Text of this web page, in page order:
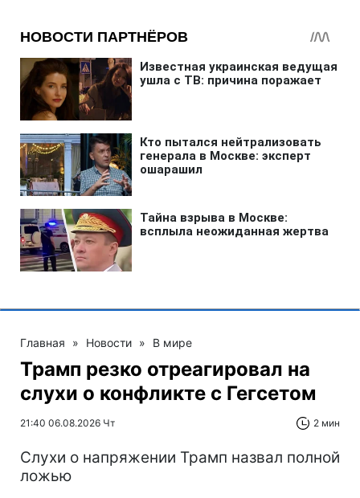
Главная » Новости » В мире
Трамп резко отреагировал на
слухи о конфликте с Гегсетом
21:40 06.08.2026 Чт 2 мин
Слухи о напряжении Трамп назвал полной
ложью